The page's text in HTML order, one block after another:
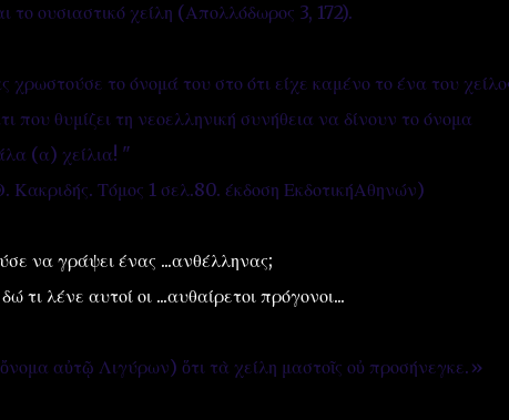
το ουσιαστικό χείλη (Απολλόδωρος 3, 172).
χρωστούσε το όνομά του στο ότι είχε καμένο το ένα του
που θυμίζει τη νεοελληνική συνήθεια να δίνουν το όνομα
(α) χείλια! "
Κακριδής. Τόμος 1 σελ.80. έκδοση ΕκδοτικήΑθηνών)
να γράψει ένας ...ανθέλληνας;
τι λένε αυτοί οι ...αυθαίρετοι πρόγονοι...
αὐτῷ Λιγύρων) ὅτι τὰ χείλη μαστοῖς οὐ προσήνεγκε.»